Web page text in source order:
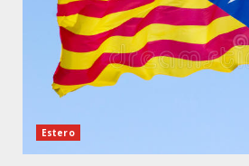
Estero